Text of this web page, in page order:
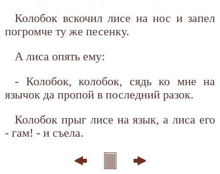
Колобок вскочил лисе на нос и запел
погромче ту же песенку.
А лиса опять ему:
- Колобок, колобок, сядь ко мне на
язычок да пропой в последний разок.
Колобок прыг лисе на язык, а лиса его
- гам! - и съела.